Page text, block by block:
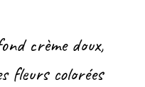
crème doux,
fleurs colorées